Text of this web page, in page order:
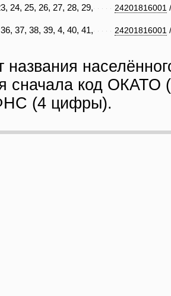
24201816001
24, 25, 26, 27, 28, 29,
24201816001
37, 38, 39, 4, 40, 41,
названия
сначала код ОКАТО
(4 цифры).